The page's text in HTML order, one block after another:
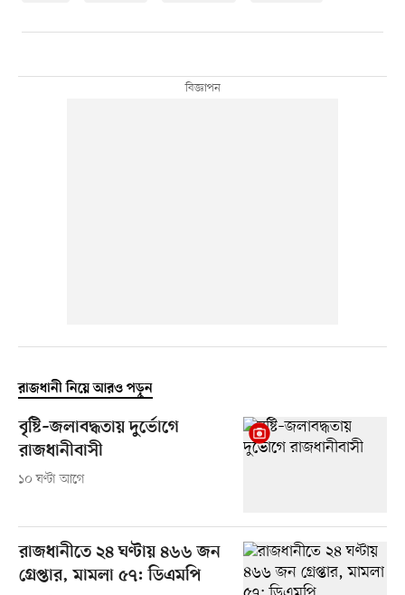
রাজধানী নিয়ে আরও পড়ুন
বৃষ্টি–জলাবদ্ধতায় দুর্ভোগে
রাজধানীবাসী
১০ ঘণ্টা আগে
রাজধানীতে ২৪ ঘণ্টায় ৪৬৬ জন
গ্রেপ্তার, মামলা ৫৭: ডিএমপি